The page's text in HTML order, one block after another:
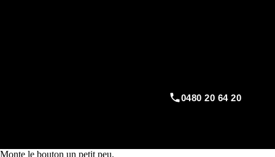
Monte le bouton un petit peu.
0480 20 64 20